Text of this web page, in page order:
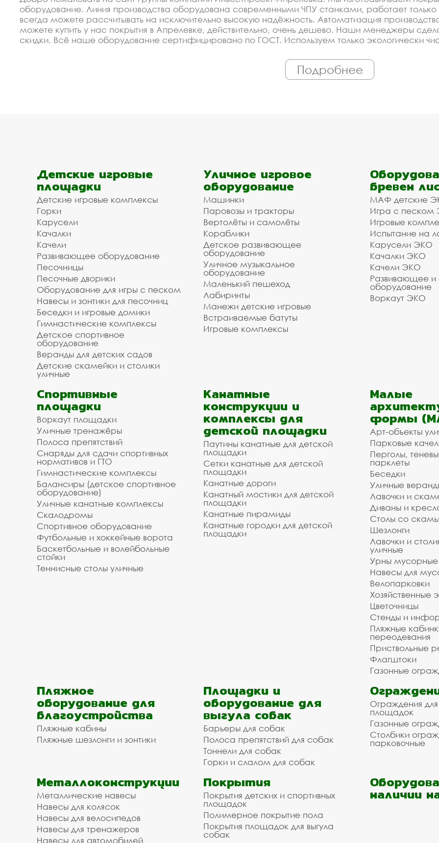
оборудование. Линия производства оборудована современными ЧПУ станками, работает
всегда можете рассчитывать на исключительно высокую надёжность. Автоматизация
можете купить у нас покрытия в Апрелевке, действительно, очень дешево. Наши менеджеры
скидки. Всё наше оборудование сертифицировано по ГОСТ. Используем только экологически
Спецпредложение от производителя на покрытия
Доступная цена на покрытия в Апрелевке с
Мы организуем для вас доставку и установку оборудования. Наши монтажники имеют весь
/ укладки. Зделайте заказ на покрытия в нашей компании и мы готовы взять на себя
Фоминском городском округе под ключ. Стоимость зависит от объёма заказа и расстояния до
наших менеджеров по телефону: , воспользуйтесь формой обратной связи или сделайте заказ
Инвестпроект благодарит вас за то, что пользуетесь услугами нашей компании!
Звоните, мы всегда готовы помочь и оперативно выполнить даже очень сложный заказ.
Подробнее
Детские игровые
площадки
Детские игровые комплексы
Горки
Карусели
Качалки
Качели
Развивающее оборудование
Песочницы
Песочные дворики
Оборудование для игры с песком
Навесы и зонтики для песочниц
Беседки и игровые домики
Гимнастические комплексы
Детское спортивное
оборудование
Веранды для детских садов
Детские скамейки и столики
уличные
Уличное игровое
оборудование
Машинки
Паровозы и тракторы
Вертолёты и самолёты
Кораблики
Детское развивающее
оборудование
Уличное музыкальное
оборудование
Маленький пешеход
Лабиринты
Манежи детские игровые
Встраиваемые батуты
Игровые комплексы
бревен
МАФ детские
Игра с песком
Игровые
Испытание на
Карусели ЭКО
Качалки ЭКО
Качели ЭКО
Развивающее
оборудование
Воркаут ЭКО
Спортивные
площадки
Воркаут площадки
Уличные тренажёры
Полоса препятствий
Снаряды для сдачи спортивных
нормативов и ГТО
Гимнастические комплексы
Балансиры (детское спортивное
оборудование)
Уличные канатные комплексы
Скалодромы
Спортивное оборудование
Футбольные и хоккейные ворота
Баскетбольные и волейбольные
стойки
Теннисные столы уличные
Канатные
конструкции и
комплексы для
детской площадки
Паутины канатные для детской
площадки
Сетки канатные для детской
площадки
Канатные дороги
Канатный мостики для детской
площадки
Канатные пирамиды
Канатные городки для детской
площадки
Малые
формы
Арт-объекты
Парковые
Перголы,
парклеты
Беседки
Уличные
Лавочки и
Диваны и
Столы со
Шезлонги
Лавочки и
уличные
Урны мусорные
Навесы для
Велопарковки
Хозяйственные
Цветочницы
Стенды и
Пляжные
переодевания
Приствольные
Флагштоки
Газонные
Пляжное
оборудование для
благоустройства
Пляжные кабины
Пляжные шезлонги и зонтики
Площадки и
оборудование для
выгула собак
Барьеры для собак
Полоса препятствий для собак
Тоннели для собак
Горки и слалом для собак
Ограждения
площадок
Газонные
Столбики
парковочные
Металлоконструкции
Металлические навесы
Навесы для колясок
Навесы для велосипедов
Навесы для тренажеров
Навесы для автомобилей
Покрытия
Покрытия детских и спортивных
площадок
Полимерное покрытие пола
Покрытия площадок для выгула
собак
наличии